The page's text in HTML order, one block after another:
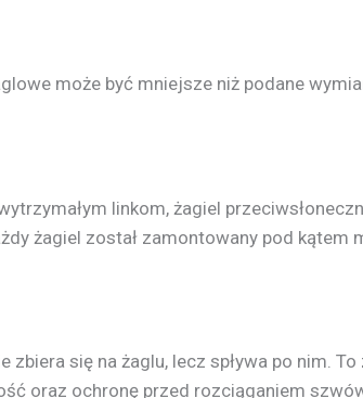
może być mniejsze niż podane
linkom, żagiel
żagiel został zamontowany pod kątem
się na żaglu, lecz spływa po nim.
oraz ochronę przed rozciąganiem